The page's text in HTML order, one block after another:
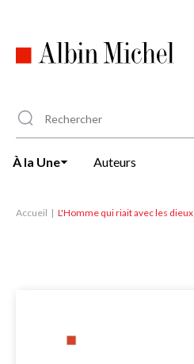
principal
À la Une Auteurs
Accueil L'Homme qui riait avec les dieux